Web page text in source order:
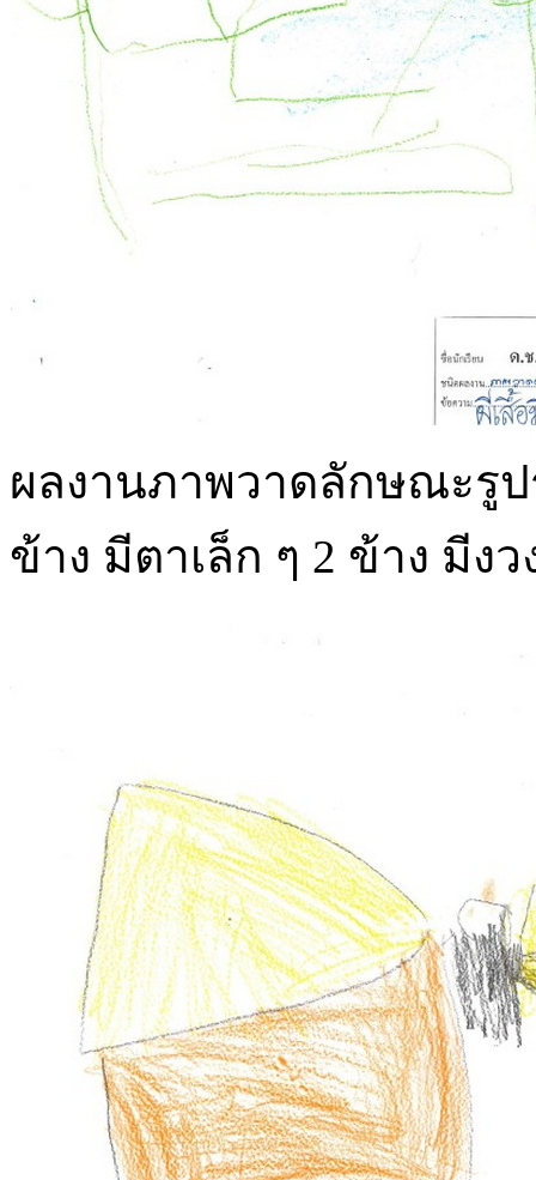
ผลงานภาพวาดลักษณะรูป
ข้าง มีตาเล็ก ๆ 2 ข้าง มีง